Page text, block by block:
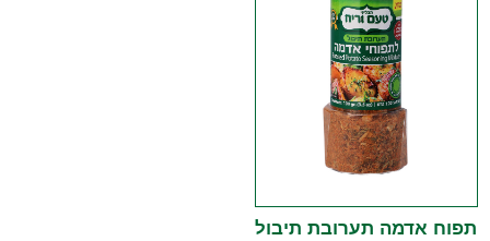
תפוח אדמה תערובת תיבול